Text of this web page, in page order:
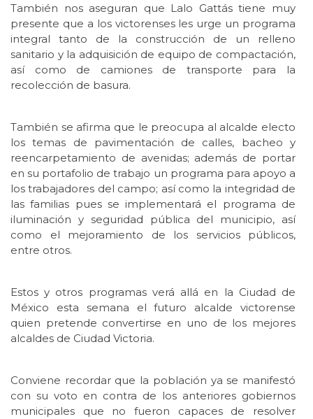
También nos aseguran que Lalo Gattás tiene muy
presente que a los victorenses les urge un programa
integral tanto de la construcción de un relleno
sanitario y la adquisición de equipo de compactación,
así como de camiones de transporte para la
recolección de basura.
También se afirma que le preocupa al alcalde electo
los temas de pavimentación de calles, bacheo y
reencarpetamiento de avenidas; además de portar
en su portafolio de trabajo un programa para apoyo a
los trabajadores del campo; así como la integridad de
las familias pues se implementará el programa de
iluminación y seguridad pública del municipio, así
como el mejoramiento de los servicios públicos,
entre otros.
Estos y otros programas verá allá en la Ciudad de
México esta semana el futuro alcalde victorense
quien pretende convertirse en uno de los mejores
alcaldes de Ciudad Victoria.
Conviene recordar que la población ya se manifestó
con su voto en contra de los anteriores gobiernos
municipales que no fueron capaces de resolver